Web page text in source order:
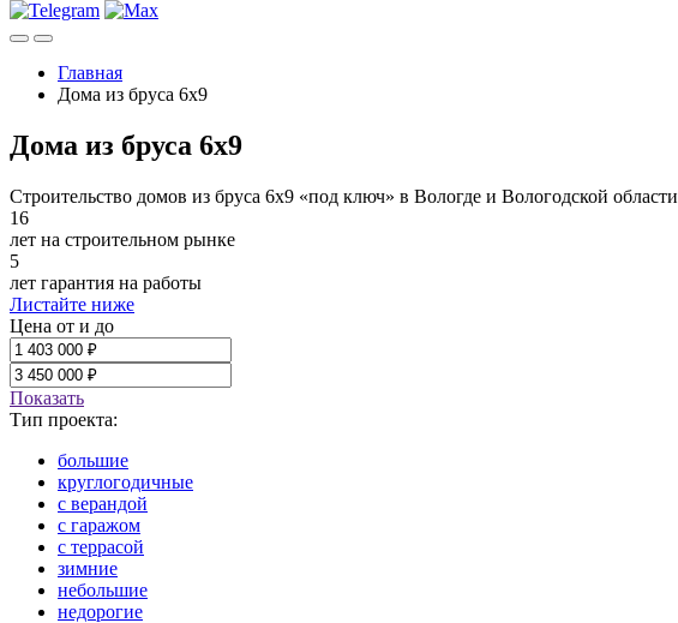
Главная
Дома из бруса 6x9
Дома из бруса 6x9
Строительство домов из бруса 6х9 «под ключ» в Вологде и Вологодской области
16
лет на строительном рынке
5
лет гарантия на работы
Листайте ниже
Цена от и до
Показать
Тип проекта:
большие
круглогодичные
с верандой
с гаражом
с террасой
зимние
небольшие
недорогие